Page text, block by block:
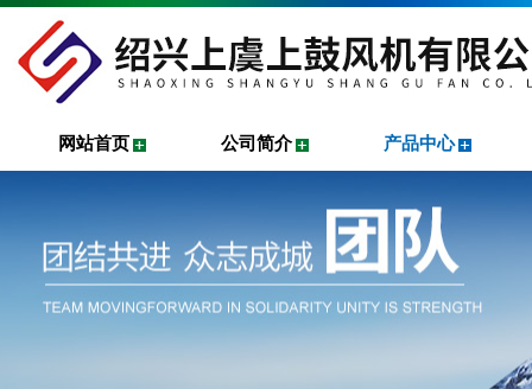
网站首页 公司简介 产品中心